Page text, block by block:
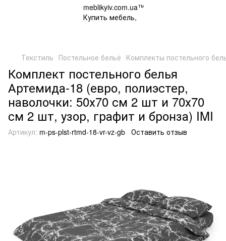
Текстиль Постельное бельё Комплекты постельного
Комплект постельного белья
Артемида-18 (евро, полиэстер,
наволочки: 50х70 см 2 шт и 70х70
см 2 шт, узор, графит и бронза) IMI
Артикул: m-ps-plst-rtmd-18-vr-vz-gb Оставить отзыв